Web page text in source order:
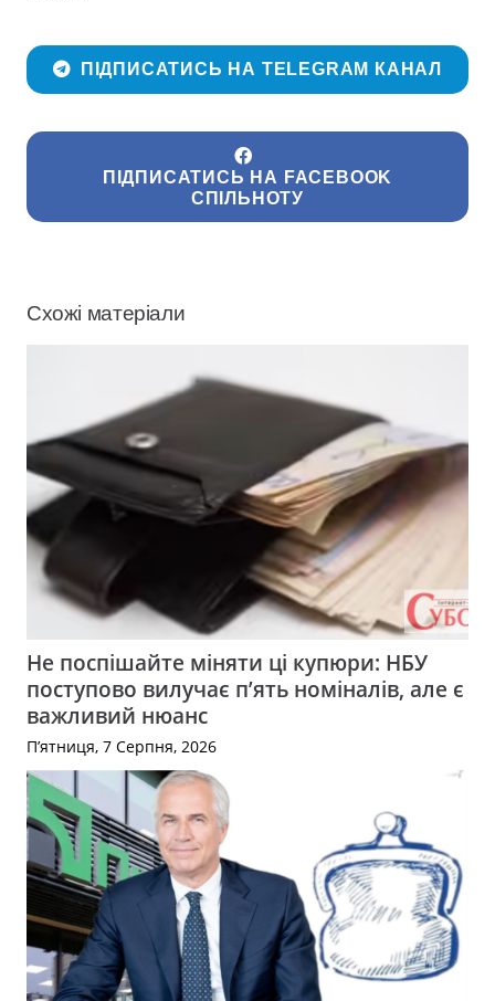
ПІДПИСАТИСЬ НА TELEGRAM КАНАЛ
ПІДПИСАТИСЬ НА FACEBOOK
СПІЛЬНОТУ
Схожі матеріали
Не поспішайте міняти ці купюри: НБУ
поступово вилучає п’ять номіналів, але є
важливий нюанс
П’ятниця, 7 Серпня, 2026